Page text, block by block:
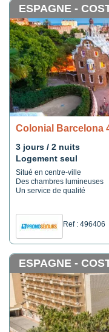
ESPAGNE -
Colonial Barcelona
3 jours / 2 nuits
Logement seul
Situé en centre-ville
Des chambres lumineuses
Un service de qualité
Ref : 496406
ESPAGNE -